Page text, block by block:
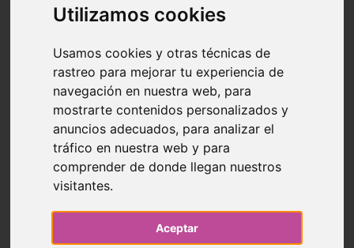
Utilizamos cookies
Usamos cookies y otras técnicas de
rastreo para mejorar tu experiencia de
navegación en nuestra web, para
mostrarte contenidos personalizados y
anuncios adecuados, para analizar el
tráfico en nuestra web y para
comprender de donde llegan nuestros
visitantes.
Aceptar
ATENCIÓN A
PERSONAS
SOCIAS
08 de Mayo de 2024
Junta Directiva